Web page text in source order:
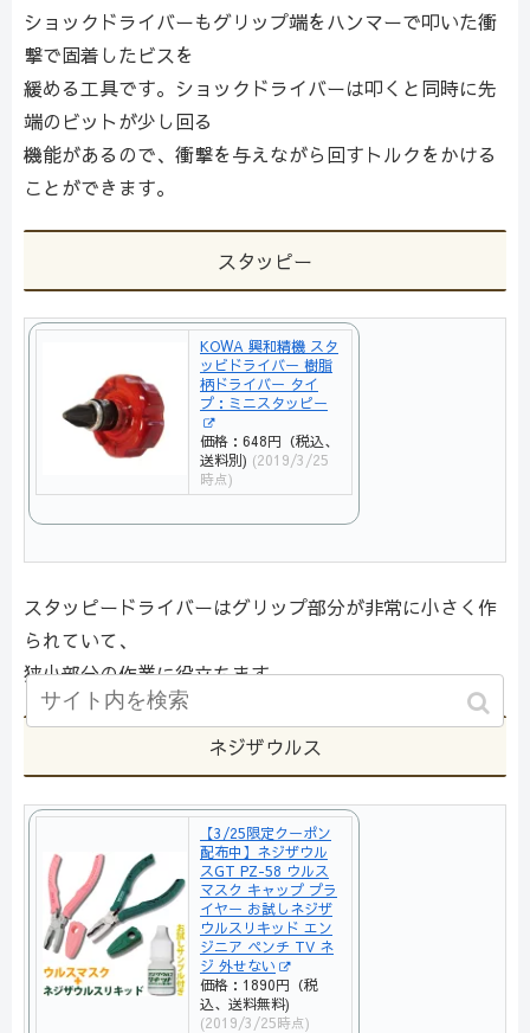
ショックドライバーもグリップ端をハンマーで叩いた衝
撃で固着したビスを
緩める工具です。ショックドライバーは叩くと同時に先
端のビットが少し回る
機能があるので、衝撃を与えながら回すトルクをかける
ことができます。
スタッピー
KOWA 興和精機 スタ
ッビドライバー 樹脂
柄ドライバー タイ
プ：ミニスタッピー
価格：648円（税込、
送料別) (2019/3/25
時点)
スタッピードライバーはグリップ部分が非常に小さく作
られていて、
狭小部分の作業に役立ちます。
ネジザウルス
【3/25限定クーポン
配布中】ネジザウル
スGT PZ-58 ウルス
マスク キャップ プラ
イヤー お試しネジザ
ウルスリキッド エン
ジニア ペンチ TV ネ
ジ 外せない
価格：1890円（税
込、送料無料)
(2019/3/25時点)